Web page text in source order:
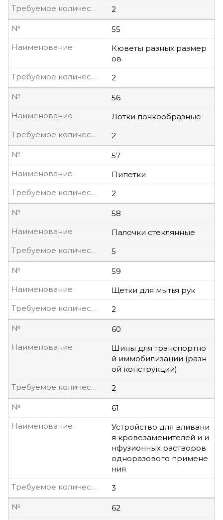
2
Требуемое количество, шт
55
№
Кюветы разных размер
ов
Наименование
2
Требуемое количество, шт
56
№
Лотки почкообразные
Наименование
2
Требуемое количество, шт
57
№
Пипетки
Наименование
2
Требуемое количество, шт
58
№
Палочки стеклянные
Наименование
5
Требуемое количество, шт
59
№
Щетки для мытья рук
Наименование
2
Требуемое количество, шт
60
№
Шины для транспортно
й иммобилизации (разн
ой конструкции)
Наименование
2
Требуемое количество, шт
61
№
Устройство для вливани
я кровезаменителей и и
нфузионных растворов
одноразового примене
ния
Наименование
3
Требуемое количество, шт
62
№